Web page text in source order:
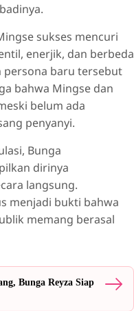
sukses mencuri
enerjik, dan berbeda
persona baru tersebut
bahwa Mingse dan
belum ada
penyanyi.
Bunga
dirinya
langsung.
menjadi bukti bahwa
memang berasal
Bunga Reyza Siap